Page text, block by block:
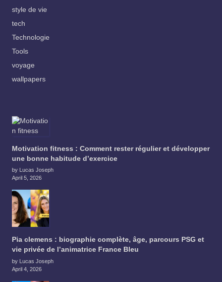
style de vie
tech
Technologie
Tools
voyage
wallpapers
Motivation fitness : Comment rester régulier et développer
une bonne habitude d’exercice
by Lucas Joseph
April 5, 2026
Pia clemens : biographie complète, âge, parcours PSG et
vie privée de l’animatrice France Bleu
by Lucas Joseph
April 4, 2026